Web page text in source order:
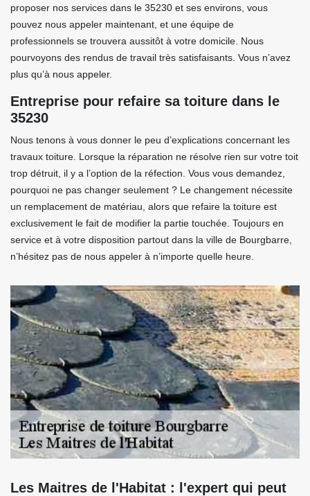
proposer nos services dans le 35230 et ses environs, vous
pouvez nous appeler maintenant, et une équipe de
professionnels se trouvera aussitôt à votre domicile. Nous
pourvoyons des rendus de travail très satisfaisants. Vous n’avez
plus qu’à nous appeler.
Entreprise pour refaire sa toiture dans le
35230
Nous tenons à vous donner le peu d’explications concernant les
travaux toiture. Lorsque la réparation ne résolve rien sur votre toit
trop détruit, il y a l’option de la réfection. Vous vous demandez,
pourquoi ne pas changer seulement ? Le changement nécessite
un remplacement de matériau, alors que refaire la toiture est
exclusivement le fait de modifier la partie touchée. Toujours en
service et à votre disposition partout dans la ville de Bourgbarre,
n’hésitez pas de nous appeler à n’importe quelle heure.
Les Maitres de l'Habitat : l'expert qui peut